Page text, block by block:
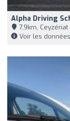
Alpha Driving
7,9km, Ceyzériat
Voir les